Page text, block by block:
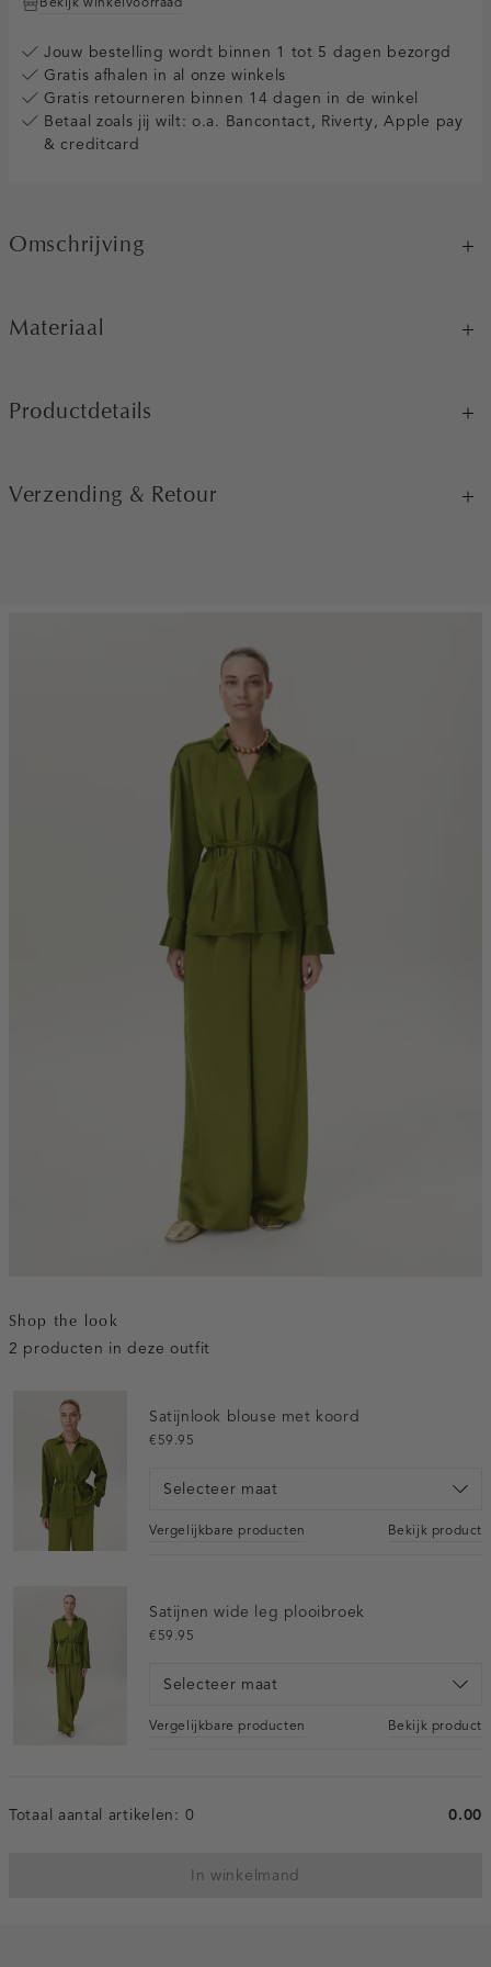
Jouw bestelling wordt binnen 1 tot 5 dagen bezorgd
Gratis afhalen in al onze winkels
Gratis retourneren binnen 14 dagen in de winkel
Betaal zoals jij wilt: o.a. Bancontact, Riverty, Apple pay
& creditcard
Omschrijving
Materiaal
Productdetails
Verzending & Retour
Shop the look
2 producten in deze outfit
Satijnlook blouse met koord
€59.95
Selecteer maat
Vergelijkbare producten Bekijk product
Satijnen wide leg plooibroek
€59.95
Selecteer maat
Vergelijkbare producten Bekijk product
Totaal aantal artikelen: 0 0.00
In winkelmand